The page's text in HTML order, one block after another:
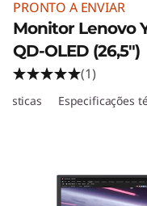
PRONTO A ENVIAR
Monitor Lenovo
QD-OLED (26,5")
(1)
Especificações